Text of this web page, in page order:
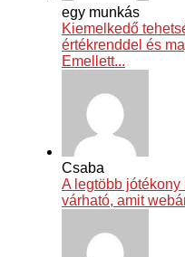
egy munkás
Kiemelkedő
értékrenddel és
Emellett...
Csaba
A legtöbb jótékony
várható, amit